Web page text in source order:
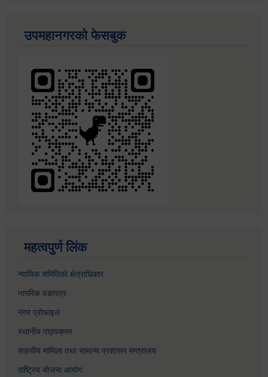
उपमहानगरको फेसबुक
महत्वपुर्ण लिंक
न्यायिक समितिको क्षेत्राधिकार
नागरिक वडापत्र
नगर प्रोफाइल
स्थानीय पाठ्यक्रम
सङ्घीय मामिला तथा सामान्य प्रशासन मन्त्रालय
राष्ट्रिय योजना आयोग